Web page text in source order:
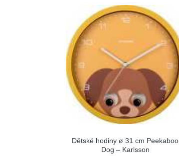
Dětské hodiny ø 31 cm Peekaboo
Dog – Karlsson